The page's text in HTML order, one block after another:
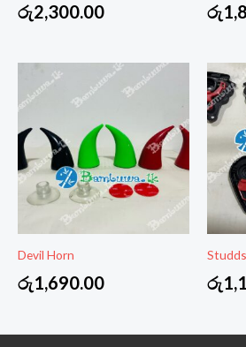
රු2,300.00 රු
Devil Horn
රු1,690.00 රු